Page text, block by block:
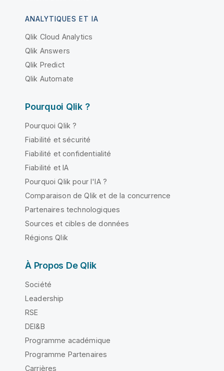
ANALYTIQUES ET IA
Qlik Cloud Analytics
Qlik Answers
Qlik Predict
Qlik Automate
Pourquoi Qlik ?
Pourquoi Qlik ?
Fiabilité et sécurité
Fiabilité et confidentialité
Fiabilité et IA
Pourquoi Qlik pour l'IA ?
Comparaison de Qlik et de la concurrence
Partenaires technologiques
Sources et cibles de données
Régions Qlik
À Propos De Qlik
Société
Leadership
RSE
DEI&B
Programme académique
Programme Partenaires
Carrières